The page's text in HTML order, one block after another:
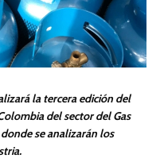
la tercera edición del
del sector del Gas
se analizarán los